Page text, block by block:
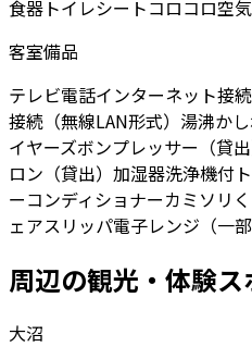
食器 トイレシートコロコロ空
客室備品
テレビ電話インターネット接続
接続（無線LAN形式） 湯沸か
イヤーズボンプレッサー（貸出
ロン（貸出） 加湿器洗浄機付
ーコンディショナーカミソリ
ェアスリッパ電子レンジ（一部
周辺の観光・体験ス
大沼